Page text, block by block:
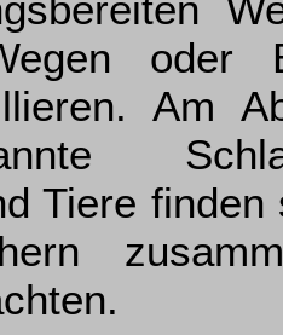
oder
Am
Tiere